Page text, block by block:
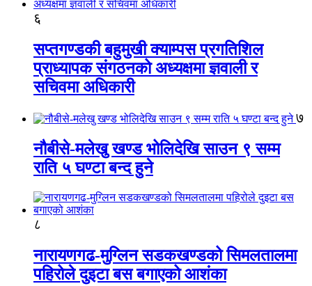
६
सप्तगण्डकी बहुमुखी क्याम्पस प्रगतिशिल
प्राध्यापक संगठनको अध्यक्षमा ज्ञवाली र
सचिवमा अधिकारी
७
नौबीसे-मलेखु खण्ड भोलिदेखि साउन ९ सम्म
राति ५ घण्टा बन्द हुने
८
नारायणगढ-मुग्लिन सडकखण्डको सिमलतालमा
पहिरोले दुइटा बस बगाएको आशंका